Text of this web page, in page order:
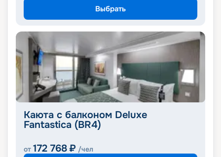
Выбрать
Каюта с балконом Deluxe
Fantastica (BR4)
от 172 768 ₽ /чел